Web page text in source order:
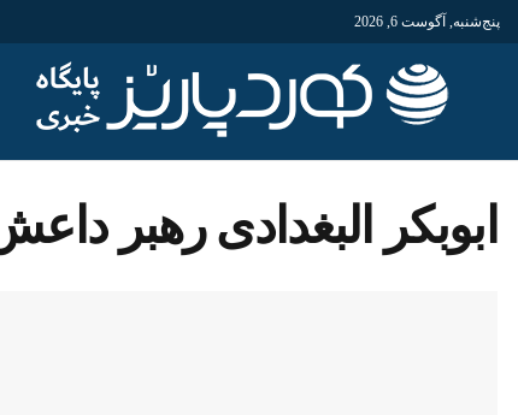
پنج‌شنبه, آگوست 6, 2026
ابوبکر البغدادی رهبر